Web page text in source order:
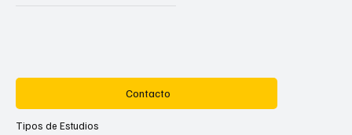
Contacto
Tipos de Estudios